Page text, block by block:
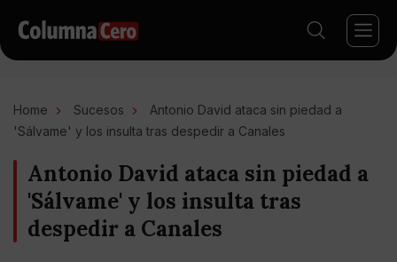
Home Sucesos
Antonio David ataca sin piedad a
'Sálvame' y los insulta tras despedir a Canales
Antonio David ataca sin piedad a
'Sálvame' y los insulta tras
despedir a Canales